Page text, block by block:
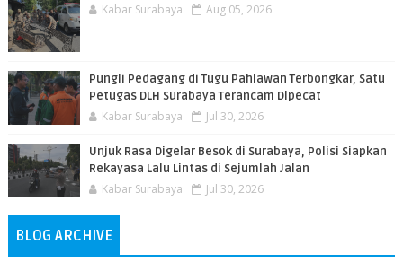
Kabar Surabaya Aug 05, 2026
Pungli Pedagang di Tugu Pahlawan Terbongkar, Satu
Petugas DLH Surabaya Terancam Dipecat
Kabar Surabaya Jul 30, 2026
Unjuk Rasa Digelar Besok di Surabaya, Polisi Siapkan
Rekayasa Lalu Lintas di Sejumlah Jalan
Kabar Surabaya Jul 30, 2026
BLOG ARCHIVE